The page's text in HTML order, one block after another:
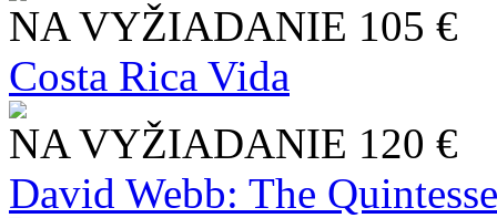
NA VYŽIADANIE 105 €
Costa Rica Vida
NA VYŽIADANIE 120 €
David Webb: The